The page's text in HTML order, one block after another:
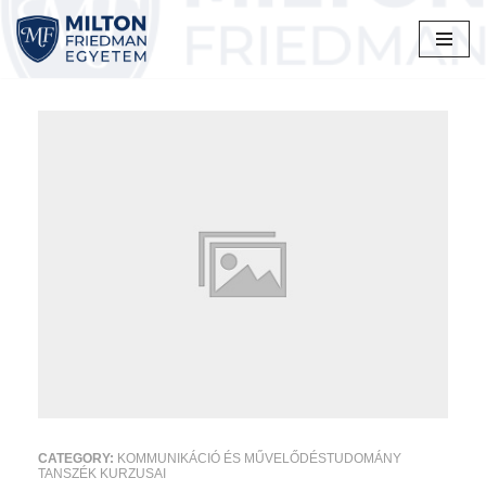
Skip
CATEGORY: KOMMUNIKÁCIÓ ÉS MŰVELŐDÉSTUDOMÁNY
TANSZÉK KURZUSAI